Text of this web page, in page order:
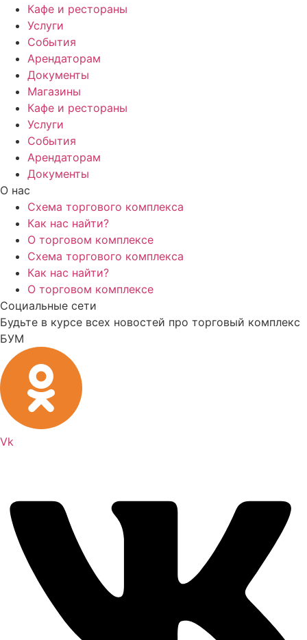
Кафе и рестораны
Услуги
События
Арендаторам
Документы
Магазины
Кафе и рестораны
Услуги
События
Арендаторам
Документы
О нас
Схема торгового комплекса
Как нас найти?
О торговом комплексе
Схема торгового комплекса
Как нас найти?
О торговом комплексе
Социальные сети
Будьте в курсе всех новостей про торговый комплекс
БУМ
Vk